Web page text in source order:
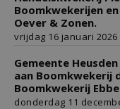
Boomkwekerijen
Oever & Zonen.
vrijdag 16 januari 2026
Gemeente
aan Boomkwekerij
Boomkwekerij
donderdag 11